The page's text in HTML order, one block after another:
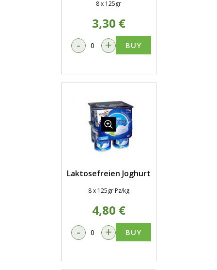
8 x 125gr
3,30 €
- + BUY
Laktosefreien Joghurt
8 x 125gr Pz/kg
4,80 €
- + BUY